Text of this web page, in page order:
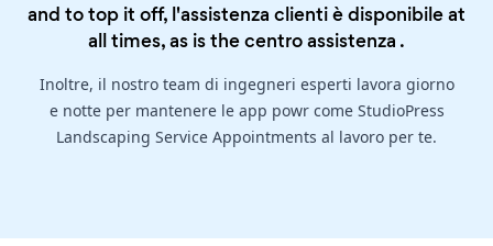
and to top it off, l'assistenza clienti è disponibile at
all times, as is thecentro assistenza .
Inoltre, il nostro team di ingegneri esperti lavora giorno
e notte per mantenere le app powr come StudioPress
Landscaping Service Appointments al lavoro per te.